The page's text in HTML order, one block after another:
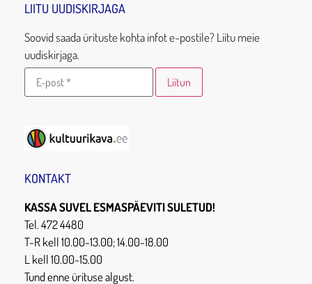
LIITU UUDISKIRJAGA
Soovid saada ürituste kohta infot e-postile? Liitu meie
uudiskirjaga.
KONTAKT
KASSA SUVEL ESMASPÄEVITI SULETUD!
Tel. 472 4480
T-R kell 10.00-13.00; 14.00-18.00
L kell 10.00-15.00
Tund enne ürituse algust.